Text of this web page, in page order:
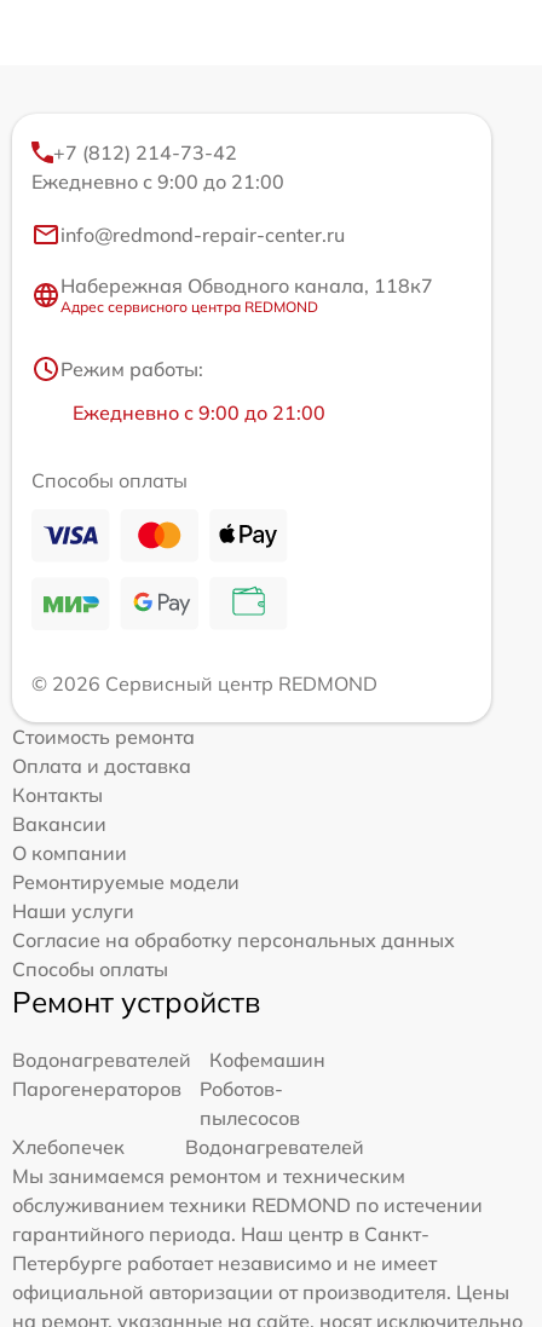
+7 (812) 214-73-42
Ежедневно с 9:00 до 21:00
info@redmond-repair-center.ru
Набережная Обводного канала, 118к7
Адрес сервисного центра REDMOND
Режим работы:
Ежедневно с 9:00 до 21:00
Способы оплаты
© 2026 Сервисный центр REDMOND
Стоимость ремонта
Оплата и доставка
Контакты
Вакансии
О компании
Ремонтируемые модели
Наши услуги
Согласие на обработку персональных данных
Способы оплаты
Ремонт устройств
Водонагревателей
Кофемашин
Парогенераторов
Роботов-
пылесосов
Хлебопечек
Водонагревателей
Мы занимаемся ремонтом и техническим
обслуживанием техники REDMOND по истечении
гарантийного периода. Наш центр в Санкт-
Петербурге работает независимо и не имеет
официальной авторизации от производителя. Цены
на ремонт, указанные на сайте, носят исключительно